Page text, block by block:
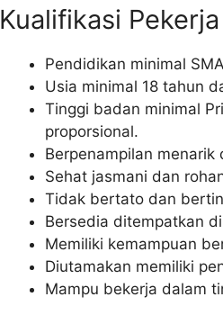
Kualifikasi Pekerja
Pendidikan minimal
Usia minimal 18 tahun
Tinggi badan minimal
proporsional.
Berpenampilan
Sehat jasmani dan
Tidak bertato dan
Bersedia ditempatkan
Memiliki kemampuan
Diutamakan memiliki
Mampu bekerja dalam